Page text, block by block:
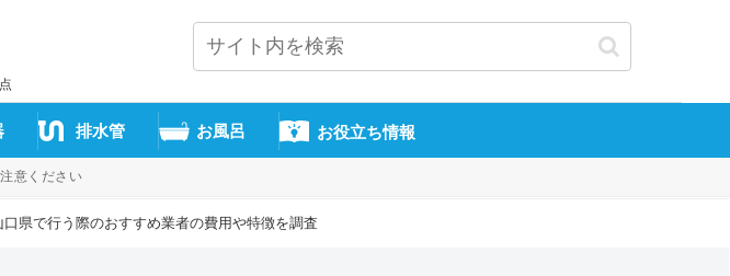
排水管 お風呂 お役立ち情報
意ください
口県で行う際のおすすめ業者の費用や特徴を調査